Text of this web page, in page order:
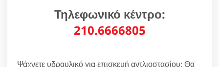
Τηλεφωνικό κέντρο:
210.6666805
Ψάχνετε υδραυλικό για επισκευή αντλιοστασίου; Θα